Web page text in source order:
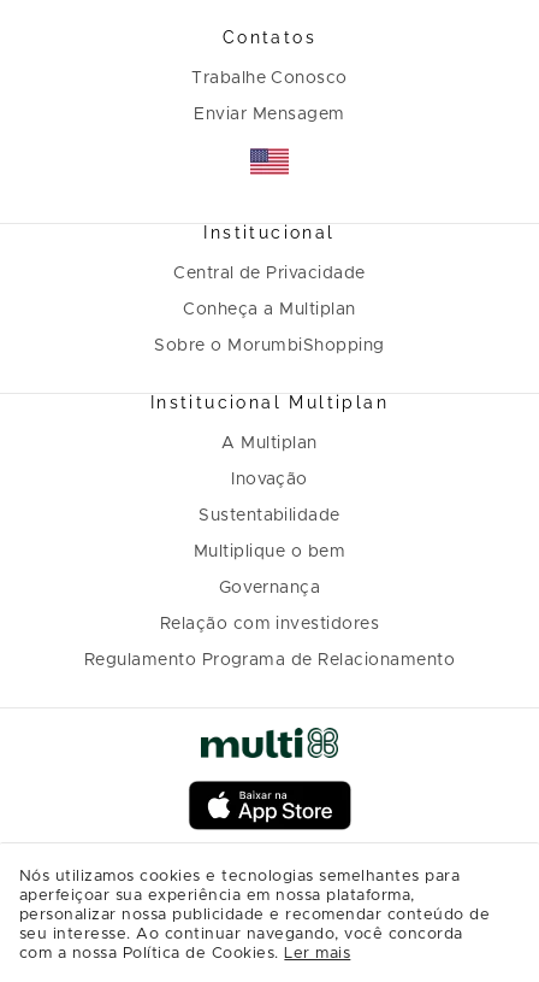
Contatos
Trabalhe Conosco
Enviar Mensagem
Institucional
Central de Privacidade
Conheça a Multiplan
Sobre o MorumbiShopping
Institucional Multiplan
A Multiplan
Inovação
Sustentabilidade
Multiplique o bem
Governança
Relação com investidores
Regulamento Programa de Relacionamento
Nós utilizamos cookies e tecnologias semelhantes para
aperfeiçoar sua experiência em nossa plataforma,
personalizar nossa publicidade e recomendar conteúdo de
seu interesse. Ao continuar navegando, você concorda
com a nossa Política de Cookies. Ler mais